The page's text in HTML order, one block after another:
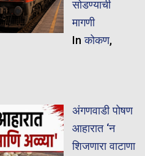
सोडण्याची
मागणी
Inकोकण,
अंगणवाडी पोषण
आहारात ‘न
शिजणारा वाटाणा